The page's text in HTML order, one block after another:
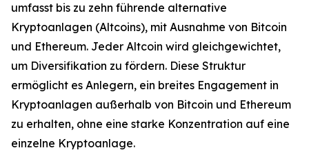
umfasst bis zu zehn führende alternative
Kryptoanlagen (Altcoins), mit Ausnahme von Bitcoin
und Ethereum. Jeder Altcoin wird gleichgewichtet,
um Diversifikation zu fördern. Diese Struktur
ermöglicht es Anlegern, ein breites Engagement in
Kryptoanlagen außerhalb von Bitcoin und Ethereum
zu erhalten, ohne eine starke Konzentration auf eine
einzelne Kryptoanlage.